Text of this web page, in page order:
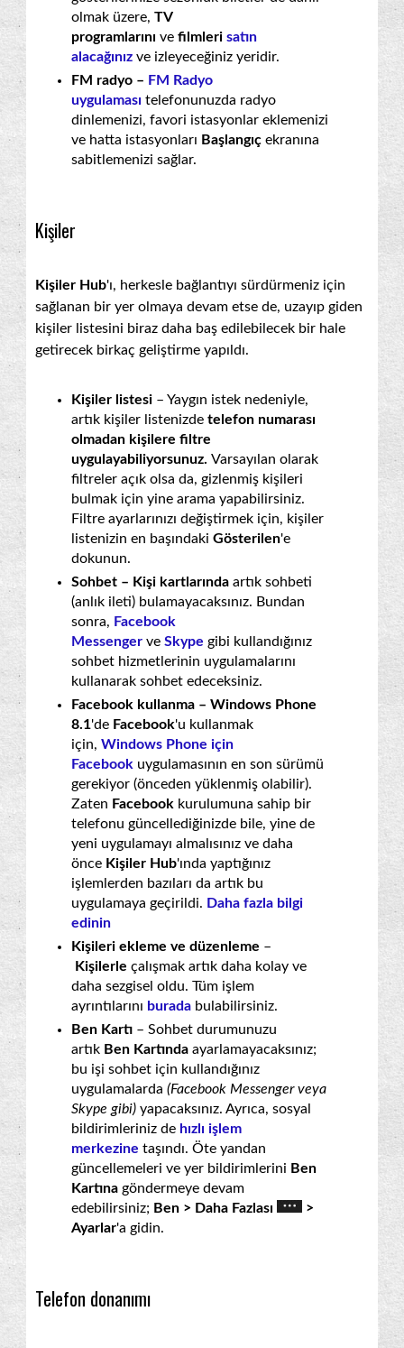
olmak üzere, TV
programlarını ve filmleri satın
alacağınız ve izleyeceğiniz yeridir.
FM radyo – FM Radyo
uygulaması telefonunuzda radyo
dinlemenizi, favori istasyonlar eklemenizi
ve hatta istasyonları Başlangıç ekranına
sabitlemenizi sağlar.
Kişiler
Kişiler Hub'ı, herkesle bağlantıyı sürdürmeniz için
sağlanan bir yer olmaya devam etse de, uzayıp giden
kişiler listesini biraz daha baş edilebilecek bir hale
getirecek birkaç geliştirme yapıldı.
Kişiler listesi – Yaygın istek nedeniyle,
artık kişiler listenizde telefon numarası
olmadan kişilere filtre
uygulayabiliyorsunuz. Varsayılan olarak
filtreler açık olsa da, gizlenmiş kişileri
bulmak için yine arama yapabilirsiniz.
Filtre ayarlarınızı değiştirmek için, kişiler
listenizin en başındaki Gösterilen'e
dokunun.
Sohbet – Kişi kartlarında artık sohbeti
(anlık ileti) bulamayacaksınız. Bundan
sonra, Facebook
Messenger ve Skype gibi kullandığınız
sohbet hizmetlerinin uygulamalarını
kullanarak sohbet edeceksiniz.
Facebook kullanma – Windows Phone
8.1'de Facebook'u kullanmak
için, Windows Phone için
Facebook uygulamasının en son sürümü
gerekiyor (önceden yüklenmiş olabilir).
Zaten Facebook kurulumuna sahip bir
telefonu güncellediğinizde bile, yine de
yeni uygulamayı almalısınız ve daha
önce Kişiler Hub'ında yaptığınız
işlemlerden bazıları da artık bu
uygulamaya geçirildi. Daha fazla bilgi
edinin
Kişileri ekleme ve düzenleme –
Kişilerle çalışmak artık daha kolay ve
daha sezgisel oldu. Tüm işlem
ayrıntılarını burada bulabilirsiniz.
Ben Kartı – Sohbet durumunuzu
artık Ben Kartında ayarlamayacaksınız;
bu işi sohbet için kullandığınız
uygulamalarda (Facebook Messenger veya
Skype gibi) yapacaksınız. Ayrıca, sosyal
bildirimleriniz de hızlı işlem
merkezine taşındı. Öte yandan
güncellemeleri ve yer bildirimlerini Ben
Kartına göndermeye devam
edebilirsiniz; Ben > Daha Fazlası
>
Ayarlar'a gidin.
Telefon donanımı